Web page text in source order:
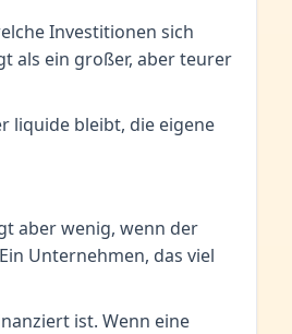
Investitionen sich
als ein großer, aber teurer
liquide bleibt, die eigene
aber wenig, wenn der
Unternehmen, das viel
ist. Wenn eine